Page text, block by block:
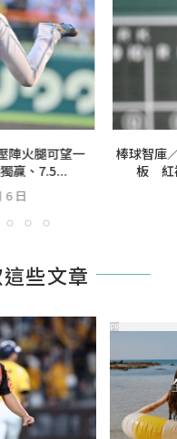
陣火腿可望一
贏、7.5...
6 日
棒球智庫
板 紅
些文章
PR